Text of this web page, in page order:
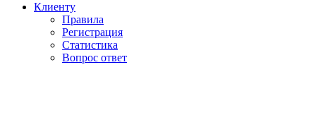
Клиенту
Правила
Регистрация
Статистика
Вопрос ответ